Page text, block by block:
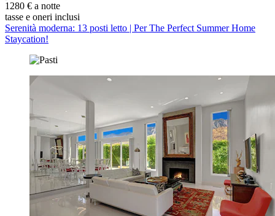
1280 € a notte
tasse e oneri inclusi
Serenità moderna: 13 posti letto | Per The Perfect Summer Home
Staycation!